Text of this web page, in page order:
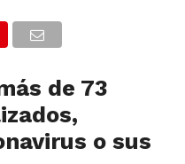
de 73
o sus